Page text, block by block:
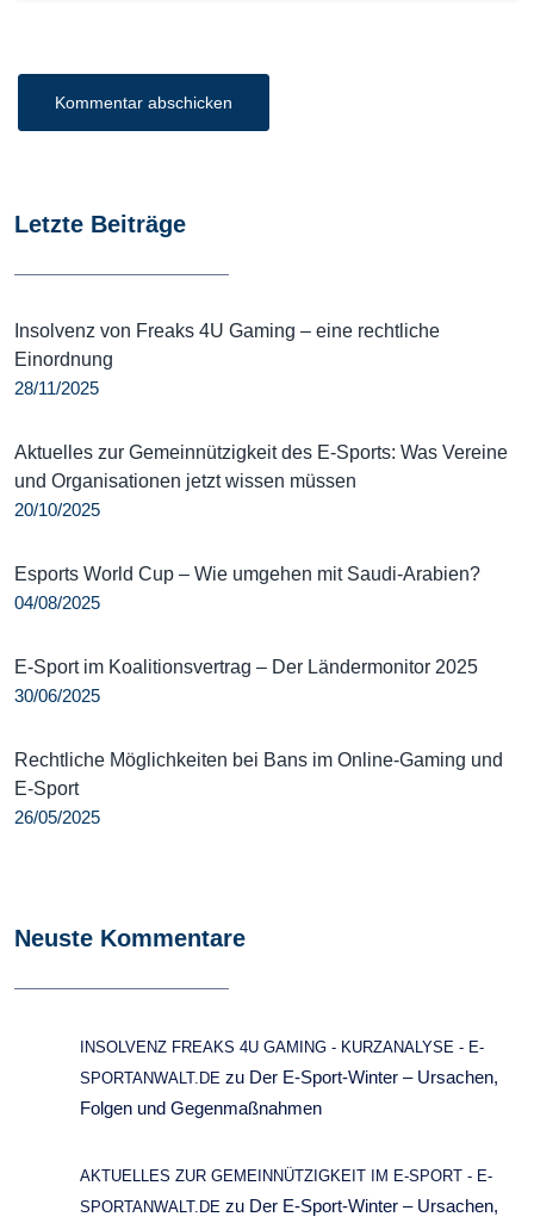
Letzte Beiträge
Insolvenz von Freaks 4U Gaming – eine rechtliche
Einordnung
28/11/2025
Aktuelles zur Gemeinnützigkeit des E-Sports: Was Vereine
und Organisationen jetzt wissen müssen
20/10/2025
Esports World Cup – Wie umgehen mit Saudi-Arabien?
04/08/2025
E-Sport im Koalitionsvertrag – Der Ländermonitor 2025
30/06/2025
Rechtliche Möglichkeiten bei Bans im Online-Gaming und
E-Sport
26/05/2025
Neuste Kommentare
INSOLVENZ FREAKS 4U GAMING - KURZANALYSE - E-
SPORTANWALT.DE zu Der E-Sport-Winter – Ursachen,
Folgen und Gegenmaßnahmen
AKTUELLES ZUR GEMEINNÜTZIGKEIT IM E-SPORT - E-
SPORTANWALT.DE zu Der E-Sport-Winter – Ursachen,